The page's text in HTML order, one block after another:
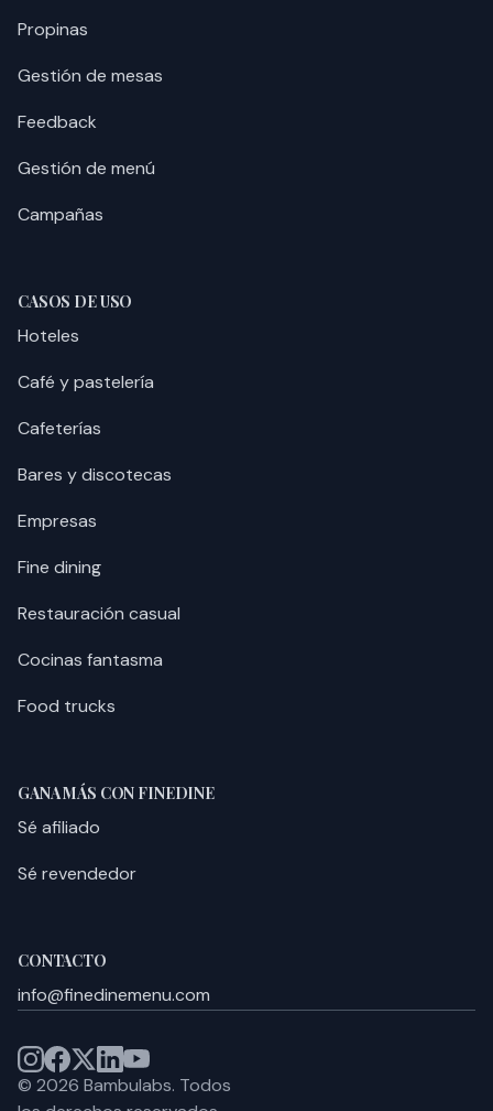
Propinas
Gestión de mesas
Feedback
Gestión de menú
Campañas
CASOS DE USO
Hoteles
Café y pastelería
Cafeterías
Bares y discotecas
Empresas
Fine dining
Restauración casual
Cocinas fantasma
Food trucks
GANA MÁS CON FINEDINE
Sé afiliado
Sé revendedor
CONTACTO
info@finedinemenu.com
© 2026 Bambulabs. Todos